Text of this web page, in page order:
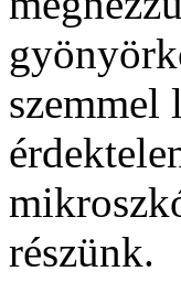
szemmel
részünk.